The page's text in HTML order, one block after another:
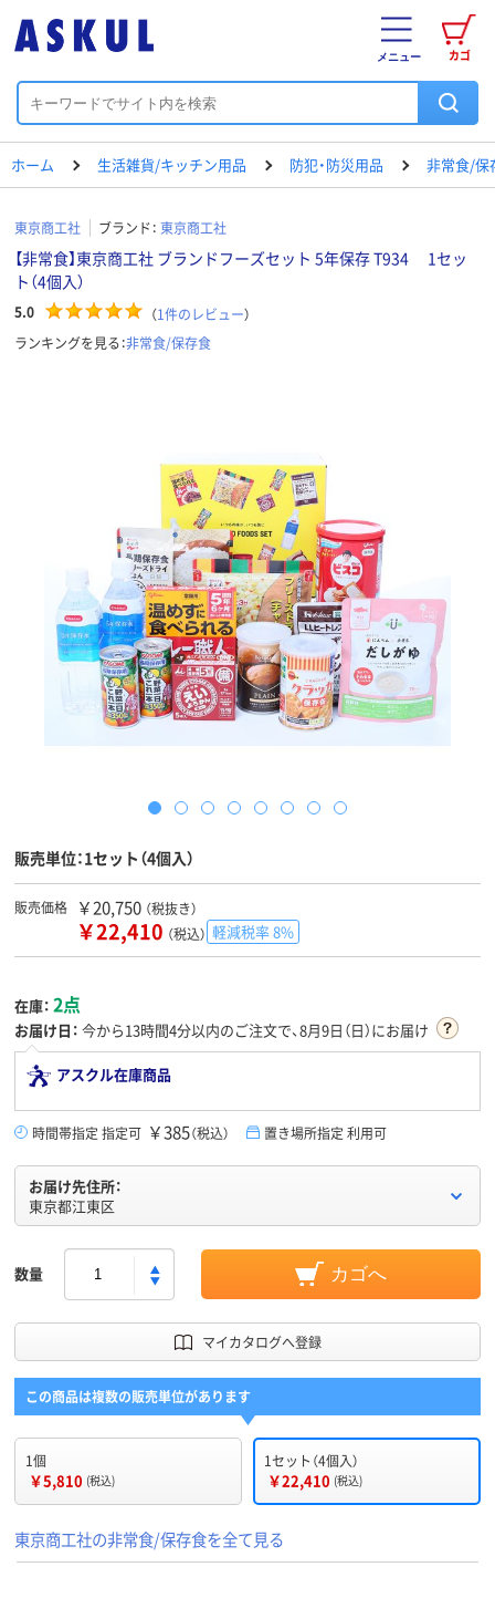
カゴ
メニュー
ホーム 生活雑貨/キッチン用品 防犯・防災用品 非常食/保
東京商工社 ブランド： 東京商工社
【非常食】東京商工社 ブランドフーズセット 5年保存 T934 1セッ
ト（4個入）
5.0 （1件のレビュー）
ランキングを見る：非常食/保存食
販売単位：1セット（4個入）
販売価格 ￥20,750 （税抜き）
￥22,410 （税込） 軽減税率 8%
在庫： 2点
お届け日： 今から13時間4分以内のご注文で、8月9日（日）にお届け
アスクル在庫商品
時間帯指定 指定可 ￥385（税込） 置き場所指定 利用可
お届け先住所：
東京都江東区
数量 カゴへ
マイカタログへ登録
この商品は複数の販売単位があります
1個
￥5,810 (税込)
1セット（4個入）
￥22,410 (税込)
東京商工社の非常食/保存食を全て見る